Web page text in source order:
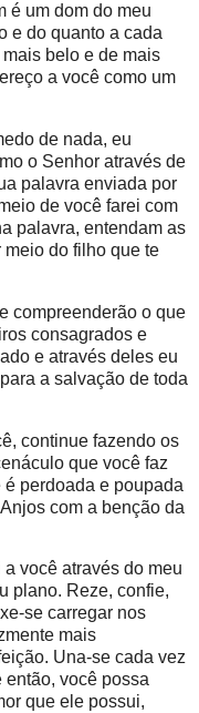
é um dom do meu
e do quanto a cada
belo e de mais
a você como um
de nada, eu
o Senhor através de
palavra enviada por
de você farei com
palavra, entendam as
do filho que te
compreenderão o que
consagrados e
e através deles eu
a salvação de toda
continue fazendo os
que você faz
perdoada e poupada
com a benção da
você através do meu
plano. Reze, confie,
se carregar nos
mais
Una-se cada vez
então, você possa
que ele possui,